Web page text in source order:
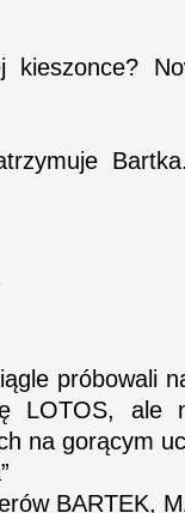
próbowali
LOTOS, ale
na gorącym
BARTEK,